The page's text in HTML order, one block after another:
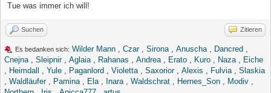
Tue was immer ich will!
Suchen Zitieren
Es bedanken sich: Wilder Mann Czar, Sirona Anuscha Dancred
Cnejna
Sleipnir, Aglaia Rahanas Andrea Erato Kuro Naza
Eiche
Heimdall Yule Paganlord Violetta Saxorior, Alexis Fulvia
Slaskia
Waldläufer, Pamina Ela Inara Waldschrat Hernes_Son Modiv